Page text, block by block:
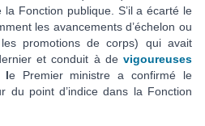
Fonction publique. S’il a écarté le
les avancements d’échelon ou
promotions de corps) qui avait
et conduit à de vigoureuses
le Premier ministre a confirmé le
du point d’indice dans la Fonction